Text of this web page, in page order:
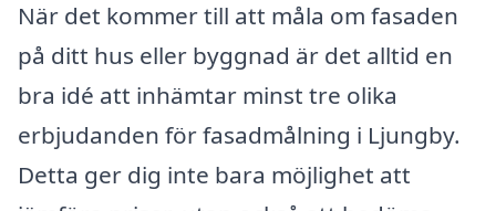
När det kommer till att måla om fasaden
på ditt hus eller byggnad är det alltid en
bra idé att inhämtar minst tre olika
erbjudanden för fasadmålning i Ljungby.
Detta ger dig inte bara möjlighet att